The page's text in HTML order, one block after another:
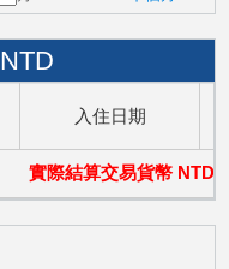
NTD
入住日期
實際結算交易貨幣 NTD